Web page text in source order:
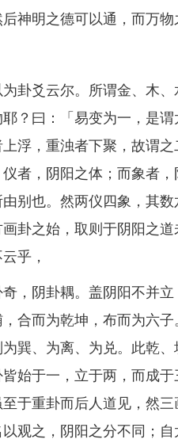
神明之德可以通，而万物
爻云尔。所谓金、木、
？曰：「易变为一，是
浮，重浊者下聚，故谓
者，阴阳之体；而象者
别也。然两仪四象，其
卦之始，取则于阴阳之
乎，
阴卦耦。盖阴阳不并立
合而为乾坤，布而为六
巽、为离、为兑。此乾
始于一，立于两，而成
于重卦而后人道见，然
观之，阴阳之分不同；